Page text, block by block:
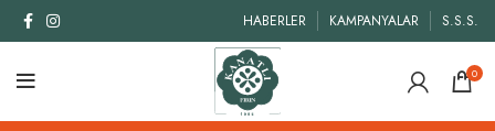
HABERLER KAMPANYALAR S.S.S.
0